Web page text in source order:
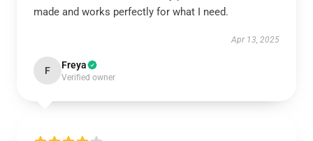
made and works perfectly for what I need.
Apr 13, 2025
F Freya
Verified owner